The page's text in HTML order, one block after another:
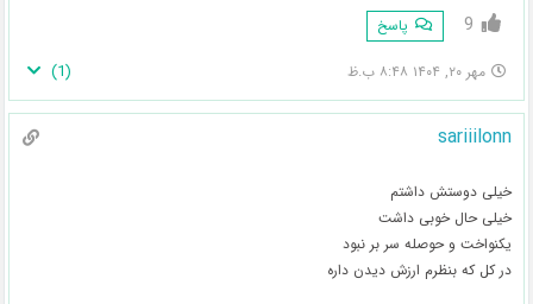
9 پاسخ
مهر ۲۰, ۱۴۰۴ ۸:۴۸ ب.ظ (
1
)
sariiilonn
خیلی دوستش داشتم
خیلی حال خوبی داشت
یکنواخت و حوصله سر بر نبود
در کل که بنظرم ارزش دیدن داره